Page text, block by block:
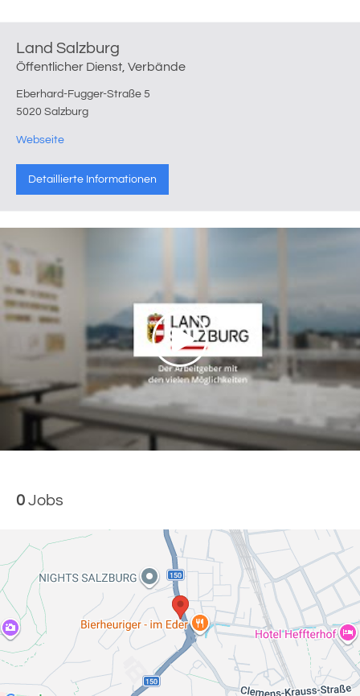
Land Salzburg
Öffentlicher Dienst, Verbände
Eberhard-Fugger-Straße 5
5020 Salzburg
Webseite
Detaillierte Informationen
0 Jobs